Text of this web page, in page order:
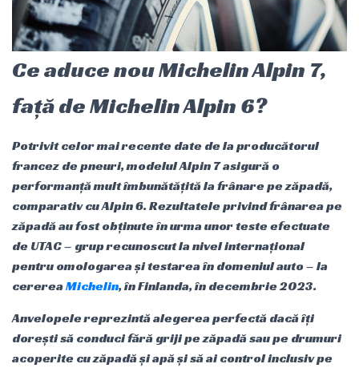
Ce aduce nou Michelin Alpin 7,
față de Michelin Alpin 6?
Potrivit celor mai recente date de la producătorul
francez de pneuri, modelul Alpin 7 asigură o
performanță mult îmbunătățită la frânare pe zăpadă,
comparativ cu Alpin 6. Rezultatele privind frânarea pe
zăpadă au fost obținute în urma unor teste efectuate
de UTAC – grup recunoscut la nivel internațional
pentru omologarea și testarea în domeniul auto – la
cerereaMichelin, în Finlanda, în decembrie 2023.
Anvelopele reprezintă alegerea perfectă dacă îți
dorești să conduci fără griji pe zăpadă sau pe drumuri
acoperite cu zăpadă și apă și să ai control inclusiv pe